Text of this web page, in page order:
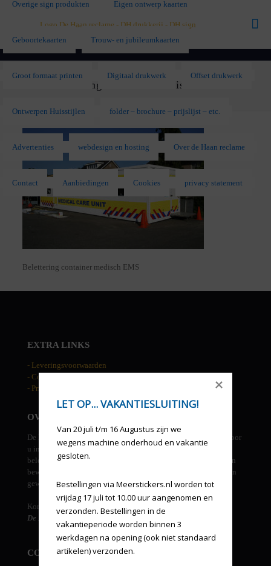
Overige sign produkten Eigen ontwerp kaarten
Geboortekaarten Trouw- en jubileumkaarten
Groot formaat printen Digitaal drukwerk Offset drukwerk
Ontwerpen Huisstijlen folder – brochure – prijslijst – etc.
Advertenties webdesign en hosting Over de Haan reclame
Contact Aanbiedingen Cookies privacy statement
Belettering container medisch EMS
Belettering container medisch EMS
EXTRA LINKS
- Leveringsvoorwaarden
- Cookies
- Privacy statement
OVER DE HAAN RECLAME
De Haan reclame is een allround grafisch bedrijf. We kunnen voor
u in eigen beheer ontwerpen, drukwerk, groot formaat prints,
beletteringen, gevel uitingen, etc. verzorgen. Tevens beheren en
bewaken wij uw huisstijl en verzorgen derden leveringen indien
gewenst.
Kortom...
De Haan reclame, een one stop voor al uw reclame-uitingen!
CONTACT INFORMATIE
Van 20 juli t/m 16 Augustus zijn we
wegens machine onderhoud en vakantie
gesloten.
LET OP... VAKANTIESLUITING!
Bestellingen via Meerstickers.nl worden tot
vrijdag 17 juli tot 10.00 uur aangenomen en
verzonden. Bestellingen in de
vakantieperiode worden binnen 3
werkdagen na opening (ook niet standaard
artikelen) verzonden.